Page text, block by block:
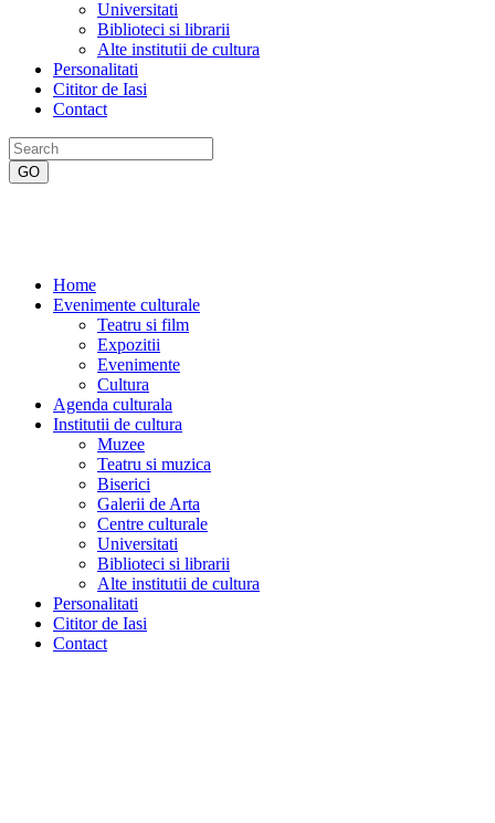
Universitati
Biblioteci si librarii
Alte institutii de cultura
Personalitati
Cititor de Iasi
Contact
Home
Evenimente culturale
Teatru si film
Expozitii
Evenimente
Cultura
Agenda culturala
Institutii de cultura
Muzee
Teatru si muzica
Biserici
Galerii de Arta
Centre culturale
Universitati
Biblioteci si librarii
Alte institutii de cultura
Personalitati
Cititor de Iasi
Contact